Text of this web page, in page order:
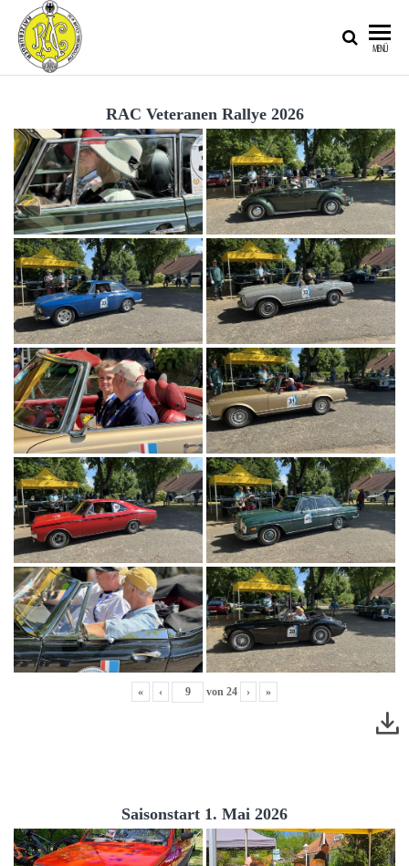
AUTOMOBIL-
CLUB IM
ADAC E.V.
MENÜ
RAC Veteranen Rallye 2026
« ‹ von 24 › »
Saisonstart 1. Mai 2026